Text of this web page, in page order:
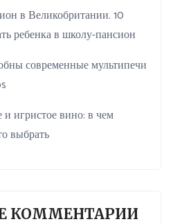
в Великобритании. 10
ребенка в школу-пансион
современные мультипечи
игристое вино: в чем
выбрать
КОММЕНТАРИИ